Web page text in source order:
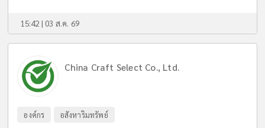
15:42 | 03 ส.ค. 69
China Craft Select Co., Ltd.
องค์กร อสังหาริมทรัพย์